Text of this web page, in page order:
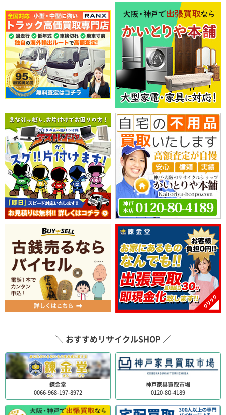
＼ おすすめリサイクルSHOP ／
錬金堂
0066-968-197-8972
神戸家具買取市場
0120-80-4189